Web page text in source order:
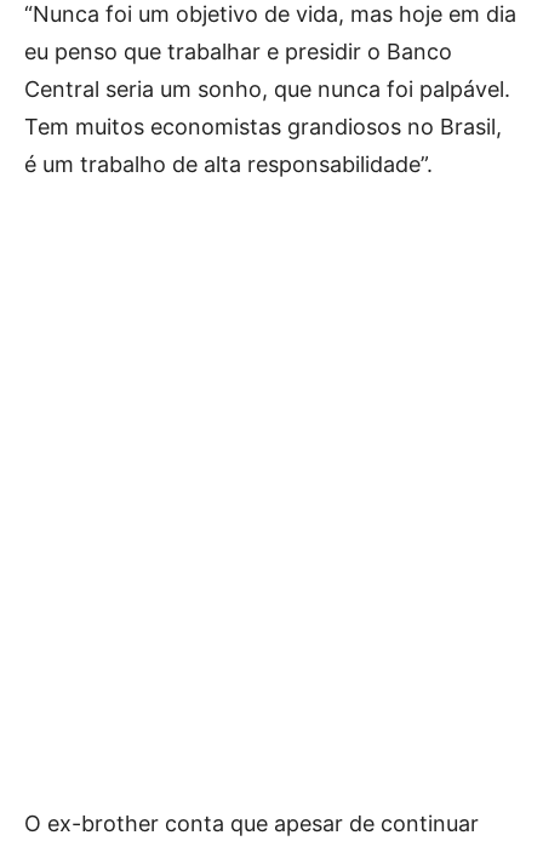
“Nunca foi um objetivo de vida, mas hoje em dia
eu penso que trabalhar e presidir o Banco
Central seria um sonho, que nunca foi palpável.
Tem muitos economistas grandiosos no Brasil,
é um trabalho de alta responsabilidade”.
O ex-brother conta que apesar de continuar